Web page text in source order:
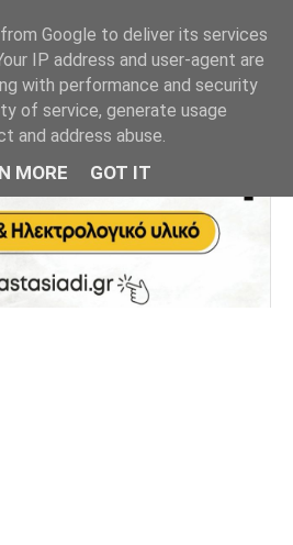
Google to deliver its services
IP address and user-agent are
with performance and security
of service, generate usage
and address abuse.
MORE GOT IT